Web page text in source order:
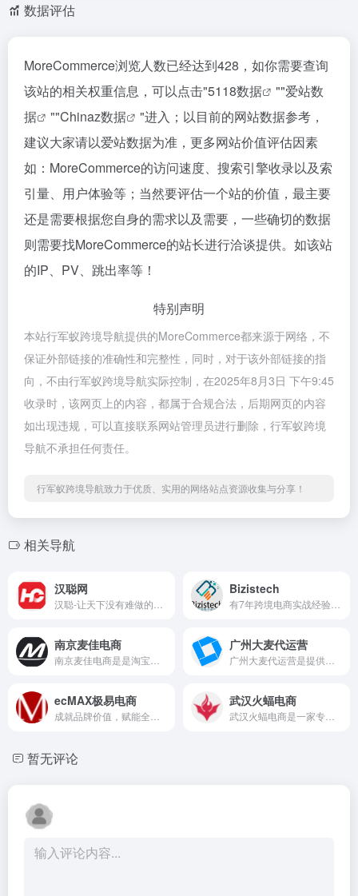
数据评估
MoreCommerce浏览人数已经达到428，如你需要查询
该站的相关权重信息，可以点击"5118数据 ""爱站数
据
""Chinaz数据
"进入；以目前的网站数据参考，
建议大家请以爱站数据为准，更多网站价值评估因素
如：MoreCommerce的访问速度、搜索引擎收录以及索
引量、用户体验等；当然要评估一个站的价值，最主要
还是需要根据您自身的需求以及需要，一些确切的数据
则需要找MoreCommerce的站长进行洽谈提供。如该站
的IP、PV、跳出率等！
特别声明
本站行军蚁跨境导航提供的MoreCommerce都来源于网络，不
保证外部链接的准确性和完整性，同时，对于该外部链接的指
向，不由行军蚁跨境导航实际控制，在2025年8月3日 下午9:45
收录时，该网页上的内容，都属于合规合法，后期网页的内容
如出现违规，可以直接联系网站管理员进行删除，行军蚁跨境
导航不承担任何责任。
行军蚁跨境导航致力于优质、实用的网络站点资源收集与分享！
相关导航
汉聪网 Bizistech
南京麦佳电商 广州大麦代运营
ecMAX极易电商 武汉火蝠电商
暂无评论